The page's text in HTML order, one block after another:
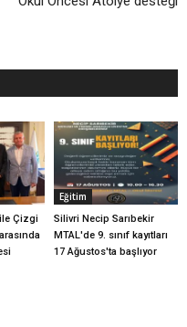
Çizgi
Eğitim
Silivri Necip Sarıbekir
MTAL'de 9. sınıf kayıtları
17 Ağustos'ta başlıyor